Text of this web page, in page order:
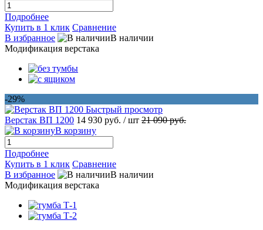
Подробнее
Купить в 1 клик Сравнение
В избранное
В наличии
Модификация верстака
-29%
Быстрый просмотр
Верстак ВП 1200 14 930 руб. / шт 21 090 руб.
В корзину
Подробнее
Купить в 1 клик Сравнение
В избранное
В наличии
Модификация верстака